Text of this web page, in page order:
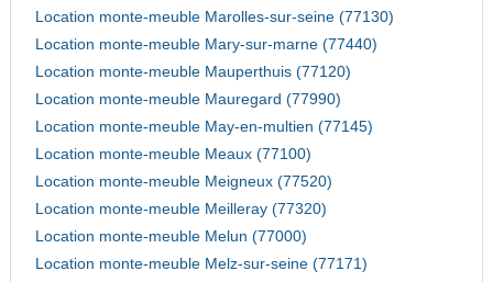
Location monte-meuble Marolles-sur-seine (77130)
Location monte-meuble Mary-sur-marne (77440)
Location monte-meuble Mauperthuis (77120)
Location monte-meuble Mauregard (77990)
Location monte-meuble May-en-multien (77145)
Location monte-meuble Meaux (77100)
Location monte-meuble Meigneux (77520)
Location monte-meuble Meilleray (77320)
Location monte-meuble Melun (77000)
Location monte-meuble Melz-sur-seine (77171)